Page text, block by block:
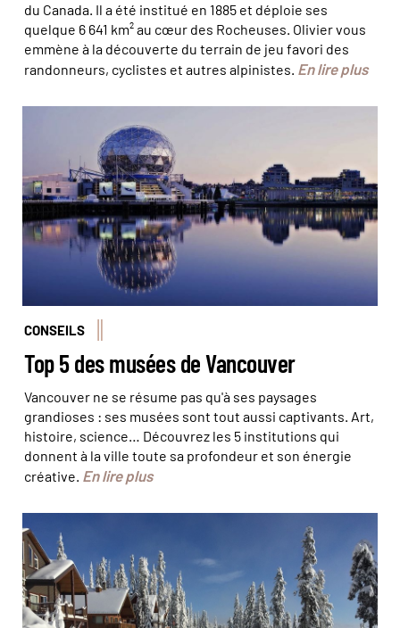
du Canada. Il a été institué en 1885 et déploie ses
quelque 6 641 km² au cœur des Rocheuses. Olivier vous
emmène à la découverte du terrain de jeu favori des
randonneurs, cyclistes et autres alpinistes. En lire plus
CONSEILS
Top 5 des musées de Vancouver
Vancouver ne se résume pas qu'à ses paysages
grandioses : ses musées sont tout aussi captivants. Art,
histoire, science… Découvrez les 5 institutions qui
donnent à la ville toute sa profondeur et son énergie
créative. En lire plus